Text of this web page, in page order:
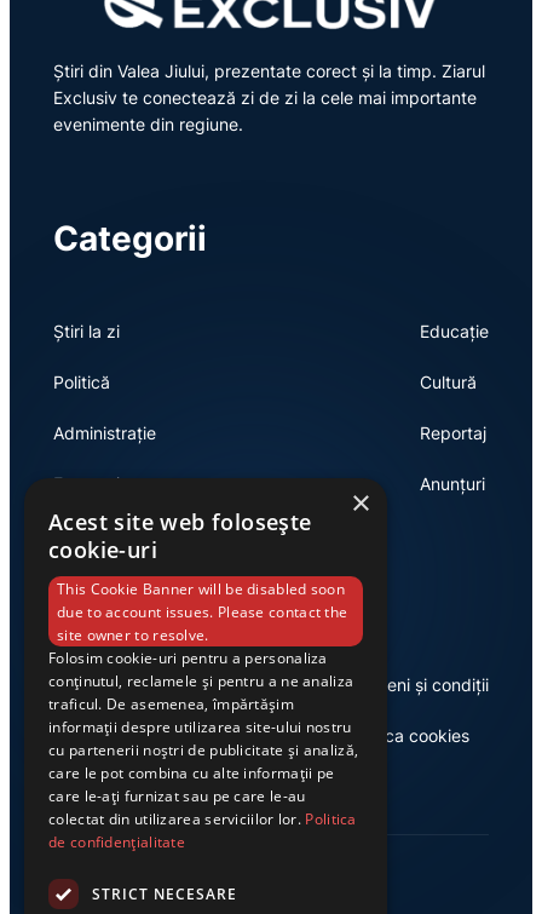
Știri din Valea Jiului, prezentate corect și la timp. Ziarul
Exclusiv te conectează zi de zi la cele mai importante
evenimente din regiune.
Categorii
Știri la zi
Politică
Administrație
Economie
Educație
Cultură
Reportaj
Anunțuri
Link-uri utile
Despre noi
Casa de editură Exclusiv
Termeni și condiții
Politica cookies
×
Acest site web folosește
cookie-uri
This Cookie Banner will be disabled soon
due to account issues. Please contact the
site owner to resolve.
Folosim cookie-uri pentru a personaliza
conținutul, reclamele și pentru a ne analiza
traficul. De asemenea, împărtășim
informații despre utilizarea site-ului nostru
cu partenerii noștri de publicitate și analiză,
care le pot combina cu alte informații pe
care le-ați furnizat sau pe care le-au
colectat din utilizarea serviciilor lor. Politica
de confidențialitate
STRICT NECESARE